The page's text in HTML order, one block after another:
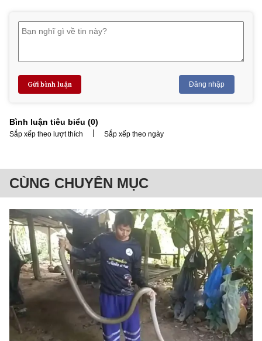
Gửi bình luận Đăng nhập
Bình luận tiêu biểu (0)
Sắp xếp theo lượt thích | Sắp xếp theo ngày
CÙNG CHUYÊN MỤC